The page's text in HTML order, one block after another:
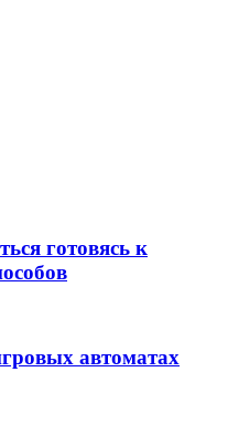
готовясь к
автоматах